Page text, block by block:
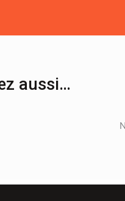
aussi…